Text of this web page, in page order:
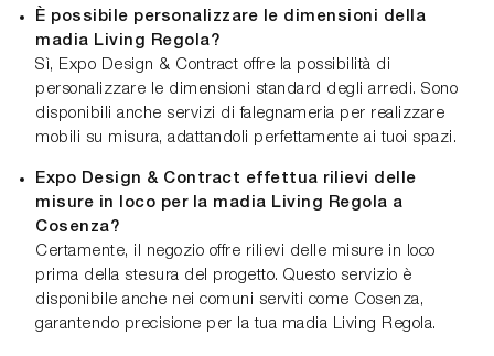
È possibile personalizzare le dimensioni della
madia Living Regola?
Sì, Expo Design & Contract offre la possibilità di
personalizzare le dimensioni standard degli arredi. Sono
disponibili anche servizi di falegnameria per realizzare
mobili su misura, adattandoli perfettamente ai tuoi spazi.
Expo Design & Contract effettua rilievi delle
misure in loco per la madia Living Regola a
Cosenza?
Certamente, il negozio offre rilievi delle misure in loco
prima della stesura del progetto. Questo servizio è
disponibile anche nei comuni serviti come Cosenza,
garantendo precisione per la tua madia Living Regola.